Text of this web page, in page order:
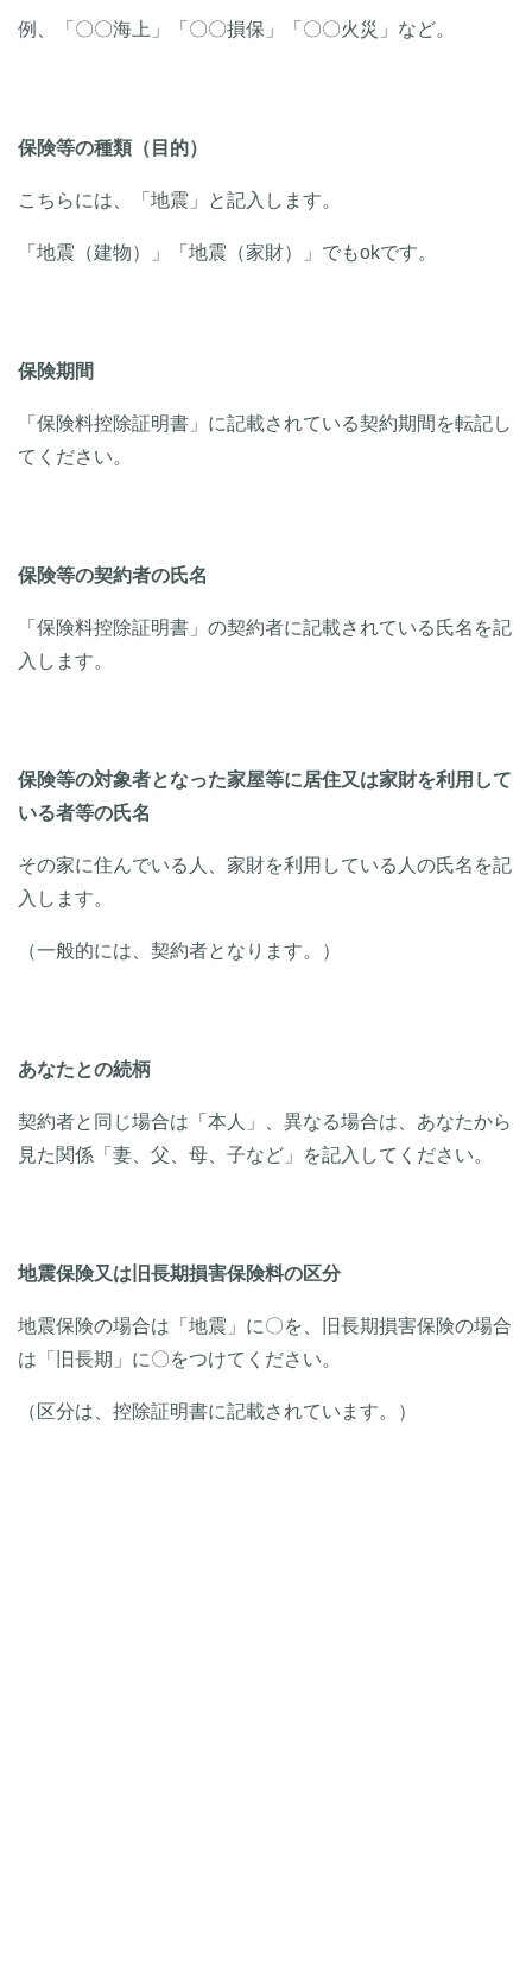
例、「〇〇海上」「〇〇損保」「〇〇火災」など。
保険等の種類（目的）
こちらには、「地震」と記入します。
「地震（建物）」「地震（家財）」でもokです。
保険期間
「保険料控除証明書」に記載されている契約期間を転記し
てください。
保険等の契約者の氏名
「保険料控除証明書」の契約者に記載されている氏名を記
入します。
保険等の対象者となった家屋等に居住又は家財を利用して
いる者等の氏名
その家に住んでいる人、家財を利用している人の氏名を記
入します。
（一般的には、契約者となります。）
あなたとの続柄
契約者と同じ場合は「本人」、異なる場合は、あなたから
見た関係「妻、父、母、子など」を記入してください。
地震保険又は旧長期損害保険料の区分
地震保険の場合は「地震」に〇を、旧長期損害保険の場合
は「旧長期」に〇をつけてください。
（区分は、控除証明書に記載されています。）